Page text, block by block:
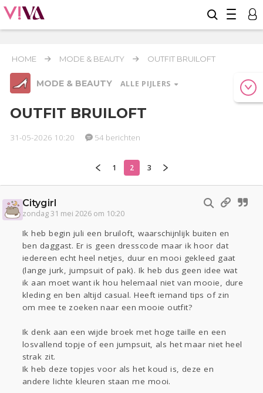
HOME MODE & BEAUTY OUTFIT BRUILOFT
MODE & BEAUTY ALLE PIJLERS
Relaties Werk & Studie
Entertainment
Zwanger
Psyche Thuis
Klussen
Sport
Contact Viva zoekt
Aangeboden
Gevraagd
Horen Doen
Zien
Lezen
OUTFIT BRUILOFT
31-05-2026 10:20 54 berichten
1 2 3
Citygirl
zondag 31 mei 2026 om 10:20
Ik heb begin juli een bruiloft, waarschijnlijk buiten en
ben daggast. Er is geen dresscode maar ik hoor dat
iedereen echt heel netjes, duur en mooi gekleed gaat
(lange jurk, jumpsuit of pak). Ik heb dus geen idee wat
ik aan moet want ik hou helemaal niet van mooie, dure
kleding en ben altijd casual. Heeft iemand tips of zin
om mee te zoeken naar een mooie outfit?
Ik denk aan een wijde broek met hoge taille en een
losvallend topje of een jumpsuit, als het maar niet heel
strak zit.
Ik heb deze topjes voor als het koud is, deze en
andere lichte kleuren staan me mooi.